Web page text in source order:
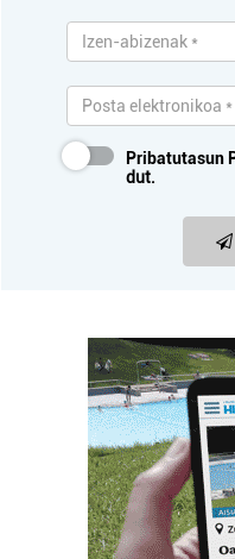
Pribatutasun
dut.